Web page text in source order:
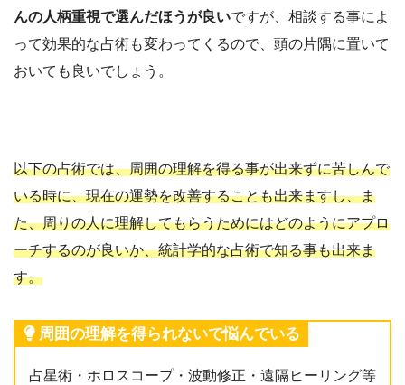
んの人柄重視で選んだほうが良いですが、相談する事によ
って効果的な占術も変わってくるので、頭の片隅に置いて
おいても良いでしょう。
以下の占術では、周囲の理解を得る事が出来ずに苦しんで
いる時に、現在の運勢を改善することも出来ますし、ま
た、周りの人に理解してもらうためにはどのようにアプロ
ーチするのが良いか、統計学的な占術で知る事も出来ま
す。
周囲の理解を得られないで悩んでいる
占星術・ホロスコープ・波動修正・遠隔ヒーリング等